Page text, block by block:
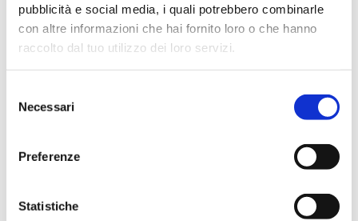
pubblicità e social media, i quali potrebbero combinarle
con altre informazioni che hai fornito loro o che hanno
raccolto dal tuo utilizzo dei loro servizi.
delNecessari
Preferenze
Statistiche
amministrazioni finanziarie o istituti pubblici
in adempimento di obblighi normativi;
società e studi legali per la tutela dei diritti
5. Diritti di cui agli artt. 15, 16,
17, 18, 20, 21 e 22 del Reg. UE
La informiamo che in qualità di interessato ha oltre il
diritti qui sotto elencati, che potrà fa valere rivolgendo